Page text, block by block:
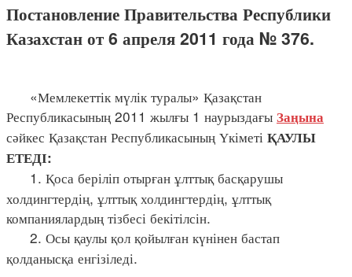
Постановление Правительства Республики
Казахстан от 6 апреля 2011 года № 376.
«Мемлекеттік мүлік туралы» Қазақстан
Республикасының 2011 жылғы 1 наурыздағы Заңына
сәйкес Қазақстан Республикасының Үкіметі ҚАУЛЫ
ЕТЕДІ:
1. Қоса беріліп отырған ұлттық басқарушы
холдингтердің, ұлттық холдингтердің, ұлттық
компаниялардың тізбесі бекітілсін.
2. Осы қаулы қол қойылған күнінен бастап
қолданысқа енгізіледі.